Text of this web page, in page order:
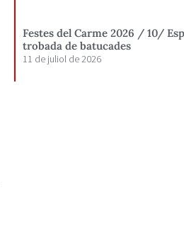
Festes del Carme 2026 / 10/
trobada de batucades
11 de juliol de 2026